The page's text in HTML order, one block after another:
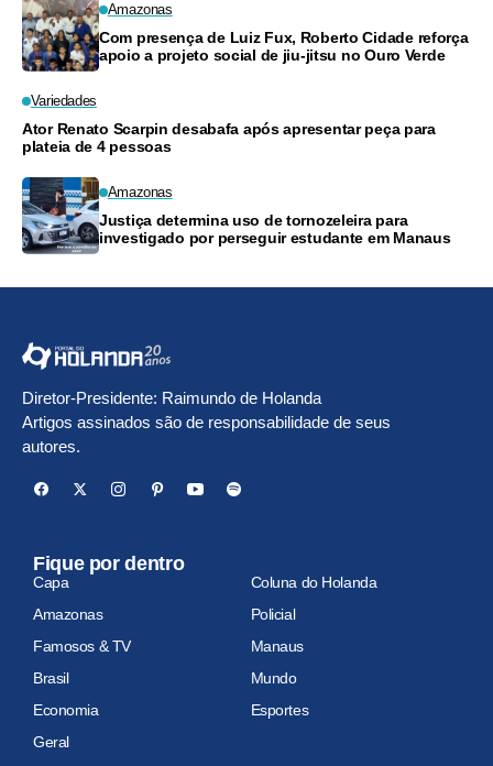
Amazonas
Com presença de Luiz Fux, Roberto Cidade reforça
apoio a projeto social de jiu-jitsu no Ouro Verde
Variedades
Ator Renato Scarpin desabafa após apresentar peça para
plateia de 4 pessoas
Amazonas
Justiça determina uso de tornozeleira para
investigado por perseguir estudante em Manaus
Diretor-Presidente: Raimundo de Holanda
Artigos assinados são de responsabilidade de seus
autores.
Fique por dentro
Capa
Coluna do Holanda
Amazonas
Policial
Famosos & TV
Manaus
Brasil
Mundo
Economia
Esportes
Geral